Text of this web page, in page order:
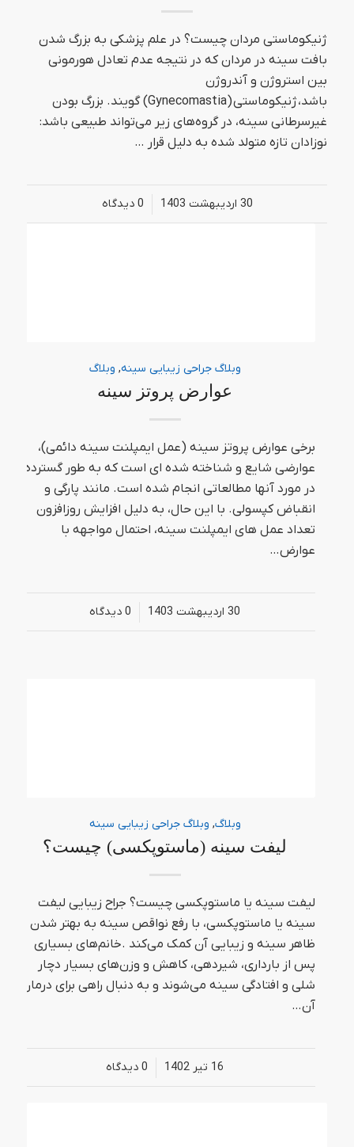
ژنیکوماستی مردان چیست؟ در علم پزشکی به بزرگ شدن
بافت سینه در مردان که در نتیجه عدم تعادل هورمونی
بین استروژن و آندروژن
باشد، ژنیکوماستی (Gynecomastia) گویند. بزرگ بودن
غیرسرطانی سینه، در گروه‌های زیر می‌تواند طبیعی باشد:
نوزادان تازه متولد شده به دلیل قرار …
30 اردیبهشت 1403 / 0 دیدگاه‌
وبلاگ جراحی زیبایی سینه, وبلاگ
عوارض پروتز سینه
برخی عوارض پروتز سینه (عمل ایمپلنت سینه دائمی)،
عوارضی شایع و شناخته شده ای است که به طور گسترده
در مورد آنها مطالعاتی انجام شده است. مانند پارگی و
انقباض کپسولی. با این حال، به دلیل افزایش روزافزون
تعداد عمل های ایمپلنت سینه، احتمال مواجهه با
عوارض…
30 اردیبهشت 1403 / 0 دیدگاه‌
وبلاگ, وبلاگ جراحی زیبایی سینه
لیفت سینه (ماستوپکسی) چیست؟
لیفت سینه یا ماستوپکسی چیست؟ جراح زیبایی لیفت
سینه یا ماستوپکسی، با رفع نواقص سینه به بهتر شدن
ظاهر سینه و زیبایی آن کمک می‌کند .خانم‌های بسیاری
پس از بارداری، شیردهی، کاهش و وزن‌های بسیار دچار
شلی و افتادگی سینه می‌شوند و به دنبال راهی برای درمان
آن…
16 تیر 1402 / 0 دیدگاه‌